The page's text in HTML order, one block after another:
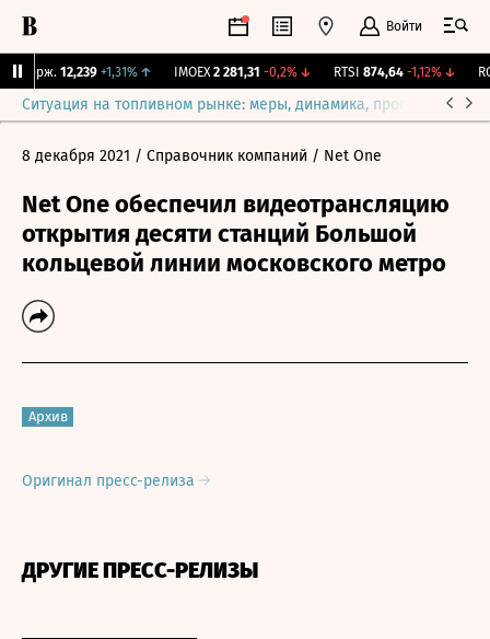
Войти
Бирж. 12,239 +1,31% ↑ IMOEX 2 281,31 -0,2%↓ RTSI 874,64 -1,12%↓
Ситуация на топливном рынке: меры, динамика, прогнозы
8 декабря 2021 / Справочник компаний / Net One
Net One обеспечил видеотрансляцию
открытия десяти станций Большой
кольцевой линии московского метро
Архив
Оригинал пресс-релиза
ДРУГИЕ ПРЕСС-РЕЛИЗЫ